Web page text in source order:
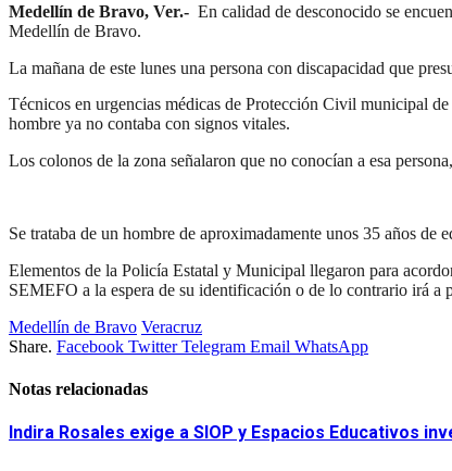
Medellín de Bravo, Ver.- En calidad de desconocido se
Medellín de Bravo.
La mañana de este lunes una persona con discapacidad que
Técnicos en urgencias médicas de Protección Civil municipal
hombre ya no contaba con signos vitales.
Los colonos de la zona señalaron que no conocían a esa
Se trataba de un hombre de aproximadamente unos 35 años
Elementos de la Policía Estatal y Municipal llegaron para
SEMEFO a la espera de su identificación o de lo contrario irá a
Medellín de Bravo Veracruz
Share. Facebook Twitter Telegram Email WhatsApp
Notas relacionadas
Indira Rosales exige a SIOP y Espacios Educativos